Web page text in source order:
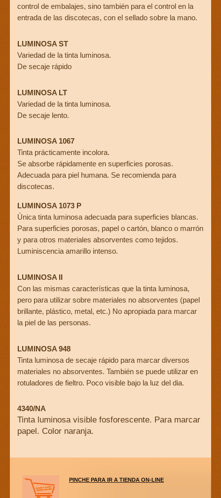
control de embalajes, sino también para el control en la
entrada de las discotecas, con el sellado sobre la mano.
LUMINOSA ST
Variedad de la tinta luminosa.
De secaje rápido
LUMINOSA LT
Variedad de la tinta luminosa.
De secaje lento.
LUMINOSA 1067
Tinta prácticamente incolora.
Se absorbe rápidamente en superficies poro­sas.
Adecuada para piel humana. Se recomien­da para
discotecas.
LUMINOSA 1073 P
Única tinta luminosa adecuada para superficies blancas.
Para superficies porosas, papel o cartón, blanco o marrón
y para otros materiales absorventes como tejidos.
Luminiscencia amarillo intenso.
LUMINOSA II
Con las mismas características que la tinta luminosa,
pero para utilizar sobre materiales no absorventes (papel
brillante, plástico, metal, etc.) No apropiada para marcar
la piel de las personas.
LUMINOSA 948
Tinta luminosa de secaje rápido para marcar diversos
materiales no absorventes. También se puede utilizar en
rotuladores de fieltro. Poco visible bajo la luz del dia.
4340/NA
Tinta luminosa visible fosforescente. Para mar­car
papel. Color naranja.
PINCHE PARA IR A TIENDA ON-LINE